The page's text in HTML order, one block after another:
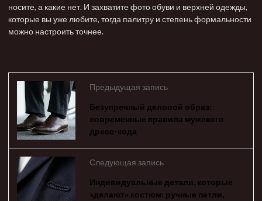
носите, а какие нет. И захватите фото обуви и верхней одежды,
которые вы уже любите, тогда палитру и степень формальности
можно настроить точнее.
Предыдущая запись
Безупречный деловой образ:
современные правила мужского
дресс-кода
Следующая запись
Индивидуальные детали, которые
«делают» костюм: ручные петли,